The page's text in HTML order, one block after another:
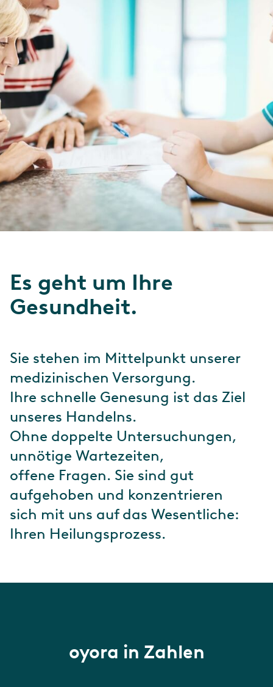
Es geht um Ihre
Gesundheit.
Sie stehen im Mittelpunkt unserer
medizinischen Versorgung.
Ihre schnelle Genesung ist das Ziel
unseres Handelns.
Ohne doppelte Untersuchungen,
unnötige Wartezeiten,
offene Fragen. Sie sind gut
aufgehoben und konzentrieren
sich mit uns auf das Wesentliche:
Ihren Heilungsprozess.
oyora in Zahlen